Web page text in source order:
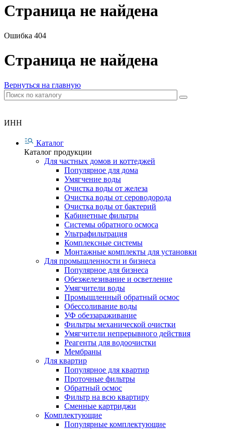
Страница не найдена
Ошибка 404
Страница не найдена
Вернуться на главную
ИНН
Каталог
Каталог продукции
Для частных домов и коттеджей
Популярное для дома
Умягчение воды
Очистка воды от железа
Очистка воды от сероводорода
Очистка воды от бактерий
Кабинетные фильтры
Системы обратного осмоса
Ультрафильтрация
Комплексные системы
Монтажные комплекты для установки
Для промышленности и бизнеса
Популярное для бизнеса
Обезжелезивание и осветление
Умягчители воды
Промышленный обратный осмос
Обессоливание воды
УФ обеззараживание
Фильтры механической очистки
Умягчители непрерывного действия
Реагенты для водоочистки
Мембраны
Для квартир
Популярное для квартир
Проточные фильтры
Обратный осмос
Фильтр на всю квартиру
Сменные картриджи
Комплектующие
Популярные комплектующие